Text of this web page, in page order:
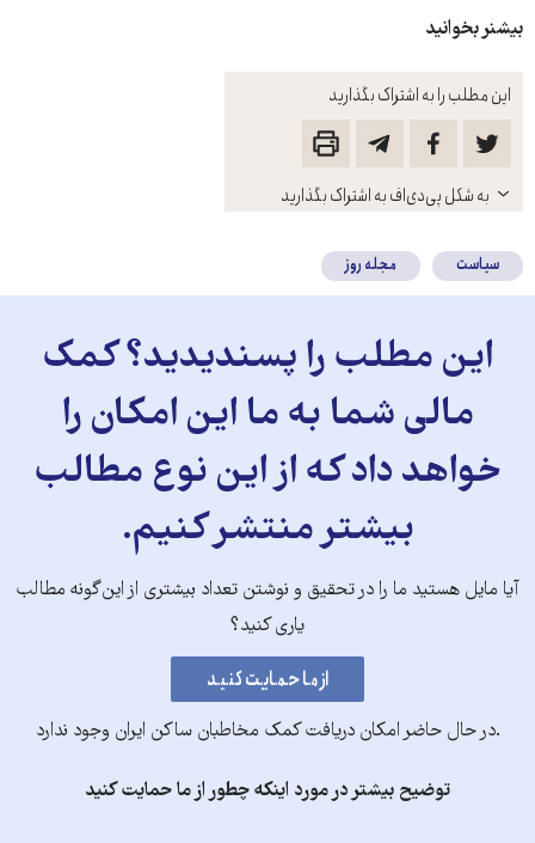
این مطلب را به اشتراک بگذارید
باز
کنید
به شکل پی‌دی‌اف به اشتراک بگذارید
بیشنر بخوانید
سیاست مجله روز
این مطلب را پسندیدید؟ کمک
مالی شما به ما این امکان را
خواهد داد که از این نوع مطالب
بیشتر منتشر کنیم.
آیا مایل هستید ما را در تحقیق و نوشتن تعداد بیشتری از این‌گونه مطالب
یاری کنید؟
.در حال حاضر امکان دریافت کمک مخاطبان ساکن ایران وجود ندارد
توضیح بیشتر در مورد اینکه چطور از ما حمایت کنید